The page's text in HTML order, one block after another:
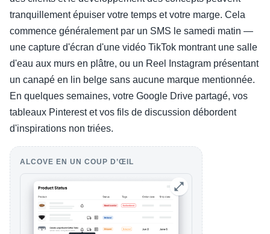
tranquillement épuiser votre temps et votre marge. Cela
commence généralement par un SMS le samedi matin —
une capture d'écran d'une vidéo TikTok montrant une salle
d'eau aux murs en plâtre, ou un Reel Instagram présentant
un canapé en lin belge sans aucune marque mentionnée.
En quelques semaines, votre Google Drive partagé, vos
tableaux Pinterest et vos fils de discussion débordent
d'inspirations non triées.
ALCOVE EN UN COUP D’ŒIL